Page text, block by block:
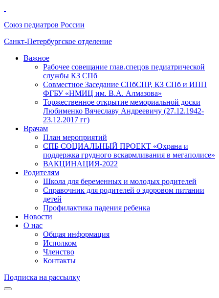
Союз педиатров России
Санкт-Петербургское отделение
Важное
Рабочее совещание глав.спецов педиатрической
службы КЗ СПб
Совместное Заседание СПбСПР, КЗ СПб и ИПП
ФГБУ «НМИЦ им. В.А. Алмазова»
Торжественное открытие мемориальной доски
Любименко Вячеславу Андреевичу (27.12.1942-
23.12.2017 гг)
Врачам
План мероприятий
СПБ СОЦИАЛЬНЫЙ ПРОЕКТ «Охрана и
поддержка грудного вскармливания в мегаполисе»
ВАКЦИНАЦИЯ-2022
Родителям
Школа для беременных и молодых родителей
Справочник для родителей о здоровом питании
детей
Профилактика падения ребенка
Новости
О нас
Общая информация
Исполком
Членство
Контакты
Подписка на рассылку